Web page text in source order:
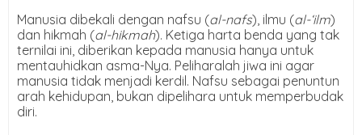
Manusia dibekali dengan nafsu (al-nafs), ilmu (al-‘ilm)
dan hikmah (al-hikmah). Ketiga harta benda yang tak
ternilai ini, diberikan kepada manusia hanya untuk
mentauhidkan asma-Nya. Peliharalah jiwa ini agar
manusia tidak menjadi kerdil. Nafsu sebagai penuntun
arah kehidupan, bukan dipelihara untuk memperbudak
diri.